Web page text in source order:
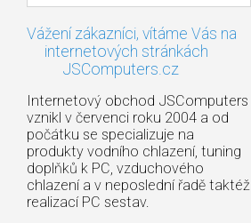
Vážení zákazníci, vítáme Vás na
internetových stránkách
JSComputers.cz
Internetový obchod JSComputers
vznikl v červenci roku 2004 a od
počátku se specializuje na
produkty vodního chlazení, tuning
doplňků k PC, vzduchového
chlazení a v neposlední řadě taktéž
realizací PC sestav.